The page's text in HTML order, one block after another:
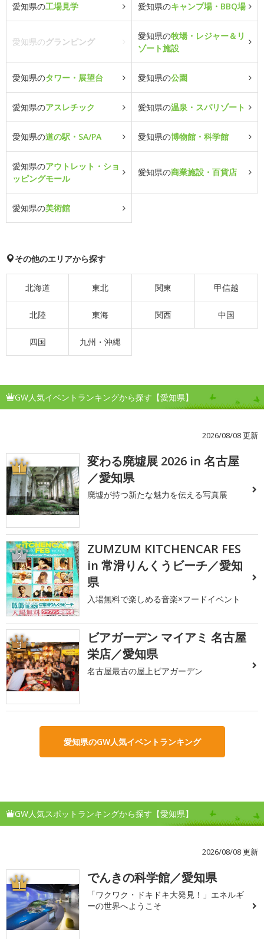
愛知県の工場見学 愛知県のキャンプ場・BBQ場
愛知県のグランピング
愛知県の牧場・レジャー＆リ
ゾート施設
愛知県のタワー・展望台 愛知県の公園
愛知県のアスレチック 愛知県の温泉・スパリゾート
愛知県の道の駅・SA/PA 愛知県の博物館・科学館
愛知県のアウトレット・ショ
ッピングモール
愛知県の商業施設・百貨店
愛知県の美術館
その他のエリアから探す
北海道 東北 関東 甲信越
北陸 東海 関西 中国
四国 九州・沖縄
GW人気イベントランキングから探す【愛知県】
2026/08/08 更新
1
変わる廃墟展 2026 in 名古屋
／愛知県
廃墟が持つ新たな魅力を伝える写真展
2
ZUMZUM KITCHENCAR FES
in 常滑りんくうビーチ／愛知
県
入場無料で楽しめる音楽×フードイベント
3
ビアガーデン マイアミ 名古屋
栄店／愛知県
名古屋最古の屋上ビアガーデン
愛知県のGW人気イベントランキング
GW人気スポットランキングから探す【愛知県】
2026/08/08 更新
1 でんきの科学館／愛知県
「ワクワク・ドキドキ大発見！」エネルギ
ーの世界へようこそ